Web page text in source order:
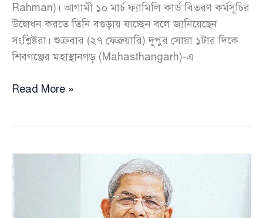
Rahman)। আগামী ১০ মার্চ ফ্যামিলি কার্ড বিতরণ কর্মসূচির
উদ্বোধন করতে তিনি বগুড়ায় যাচ্ছেন বলে জানিয়েছেন
সংশ্লিষ্টরা। শুক্রবার (২৭ ফেব্রুয়ারি) দুপুর সোয়া ১টার দিকে
শিবগঞ্জের মহাস্থানগড় (Mahasthangarh)-এ
প্রধানমন্ত্রী
বাইরে
প্রথম
Read More »